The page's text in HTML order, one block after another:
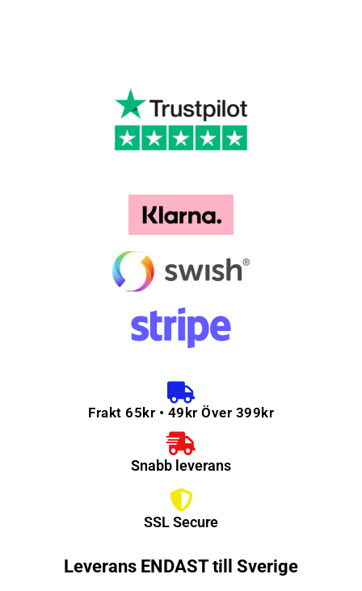
Frakt 65kr • 49kr Över 399kr
Snabb leverans
SSL Secure
Leverans ENDAST till Sverige